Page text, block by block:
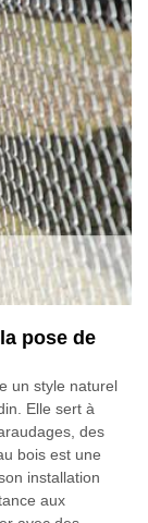
pose de
un style naturel
Elle sert à
des
bois est une
installation
aux